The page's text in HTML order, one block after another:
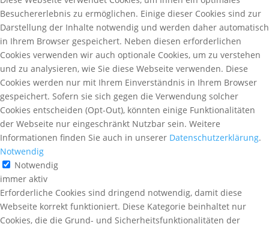
Besuchererlebnis zu ermöglichen. Einige dieser Cookies sind zur
Darstellung der Inhalte notwendig und werden daher automatisch
in Ihrem Browser gespeichert. Neben diesen erforderlichen
Cookies verwenden wir auch optionale Cookies, um zu verstehen
und zu analysieren, wie Sie diese Webseite verwenden. Diese
Cookies werden nur mit Ihrem Einverständnis in Ihrem Browser
gespeichert. Sofern sie sich gegen die Verwendung solcher
Cookies entscheiden (Opt-Out), könnten einige Funktionalitäten
der Webseite nur eingeschränkt Nutzbar sein. Weitere
Informationen finden Sie auch in unserer Datenschutzerklärung.
Notwendig
Notwendig
immer aktiv
Erforderliche Cookies sind dringend notwendig, damit diese
Webseite korrekt funktioniert. Diese Kategorie beinhaltet nur
Cookies, die die Grund- und Sicherheitsfunktionalitäten der